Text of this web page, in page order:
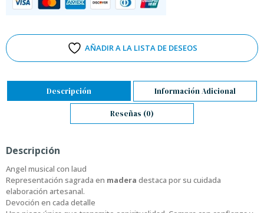
AÑADIR A LA LISTA DE DESEOS
Descripción Información Adicional
Reseñas (0)
Descripción
Angel musical con laud
Representación sagrada en madera destaca por su cuidada
elaboración artesanal.
Devoción en cada detalle